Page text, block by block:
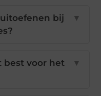
bij
▼
best voor het
▼